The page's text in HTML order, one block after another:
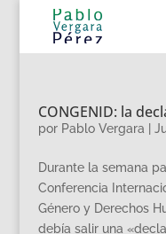
CONGENID: la
por Pablo Vergara
Durante la semana
Conferencia
Género y Derechos
debía salir una